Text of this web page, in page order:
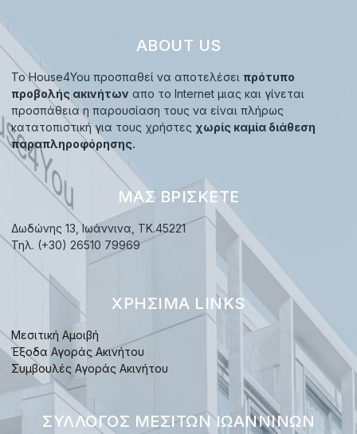
ABOUT US
Το House4You προσπαθεί να αποτελέσει πρότυπο
προβολής ακινήτων απο το Internet μιας και γίνεται
προσπάθεια η παρουσίαση τους να είναι πλήρως
κατατοπιστική για τους χρήστες χωρίς καμία διάθεση
παραπληροφόρησης.
ΜΑΣ ΒΡΊΣΚΕΤΕ
Δωδώνης 13, Ιωάννινα, TK.45221
Τηλ. (+30) 26510 79969
ΧΡΉΣΙΜΑ LINKS
Μεσιτική Αμοιβή
Έξοδα Αγοράς Ακινήτου
Συμβουλές Αγοράς Ακινήτου
ΣΎΛΛΟΓΟΣ ΜΕΣΙΤΏΝ ΙΩΑΝΝΊΝΩΝ